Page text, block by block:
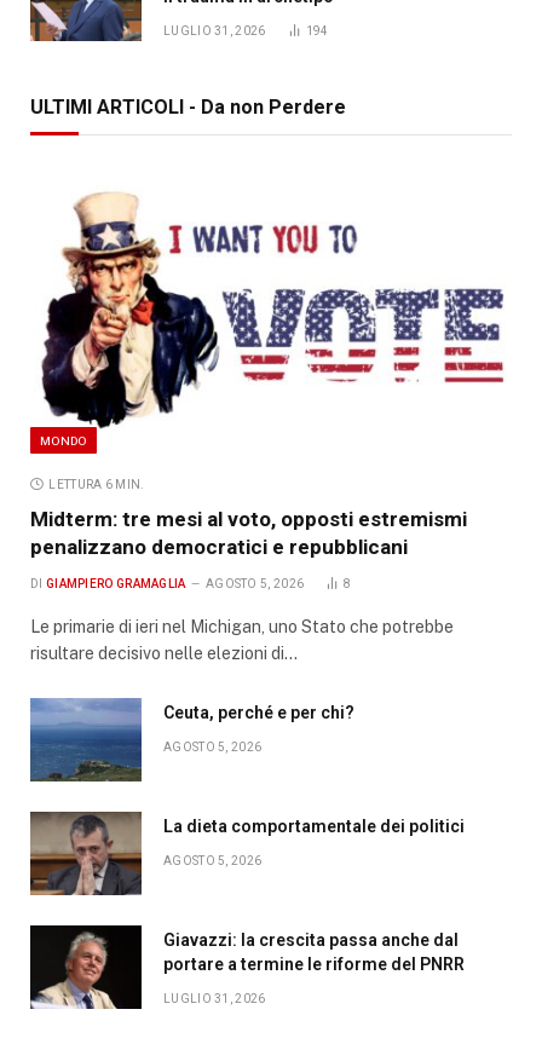
LUGLIO 31, 2026 194
ULTIMI ARTICOLI - Da non Perdere
MONDO
LETTURA 6 MIN.
Midterm: tre mesi al voto, opposti estremismi
penalizzano democratici e repubblicani
DI GIAMPIERO GRAMAGLIA AGOSTO 5, 2026 8
Le primarie di ieri nel Michigan, uno Stato che potrebbe
risultare decisivo nelle elezioni di…
Ceuta, perché e per chi?
AGOSTO 5, 2026
La dieta comportamentale dei politici
AGOSTO 5, 2026
Giavazzi: la crescita passa anche dal
portare a termine le riforme del PNRR
LUGLIO 31, 2026